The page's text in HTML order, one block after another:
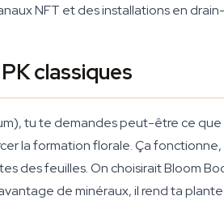
NFT et des installations en
classiques
tu te demandes peut-être ce
la formation florale. Ça
des feuilles. On choisirait Bloom
de minéraux, il rend ta